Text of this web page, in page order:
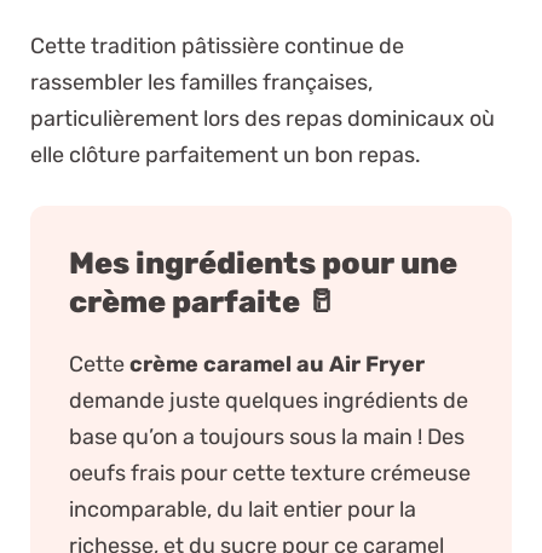
Cette tradition pâtissière continue de
rassembler les familles françaises,
particulièrement lors des repas dominicaux où
elle clôture parfaitement un bon repas.
Mes ingrédients pour une
crème parfaite 🥛
Cettecrème caramel au Air Fryer
demande juste quelques ingrédients de
base qu’on a toujours sous la main ! Des
oeufs frais pour cette texture crémeuse
incomparable, du lait entier pour la
richesse, et du sucre pour ce caramel